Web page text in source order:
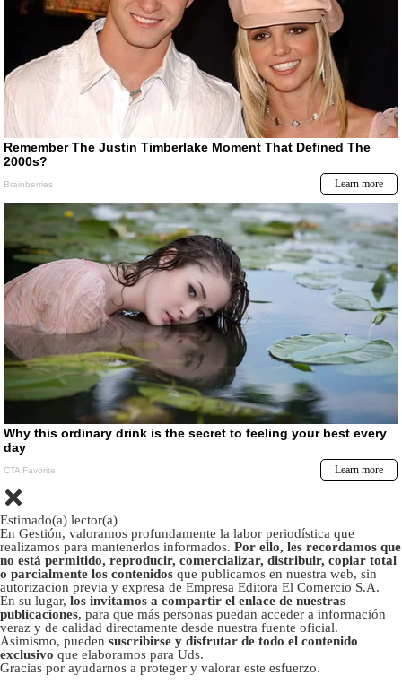
Estimado(a) lector(a)
En Gestión, valoramos profundamente la labor periodística que
realizamos para mantenerlos informados. Por ello, les recordamos que
no está permitido, reproducir, comercializar, distribuir, copiar total
o parcialmente los contenidos que publicamos en nuestra web, sin
autorizacion previa y expresa de Empresa Editora El Comercio S.A.
En su lugar, los invitamos a compartir el enlace de nuestras
publicaciones, para que más personas puedan acceder a información
veraz y de calidad directamente desde nuestra fuente oficial.
Asimismo, pueden suscribirse y disfrutar de todo el contenido
exclusivo que elaboramos para Uds.
Gracias por ayudarnos a proteger y valorar este esfuerzo.